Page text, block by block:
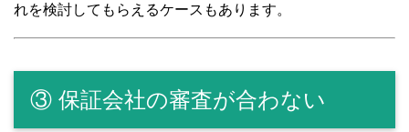
れを検討してもらえるケースもあります。
③ 保証会社の審査が合わない